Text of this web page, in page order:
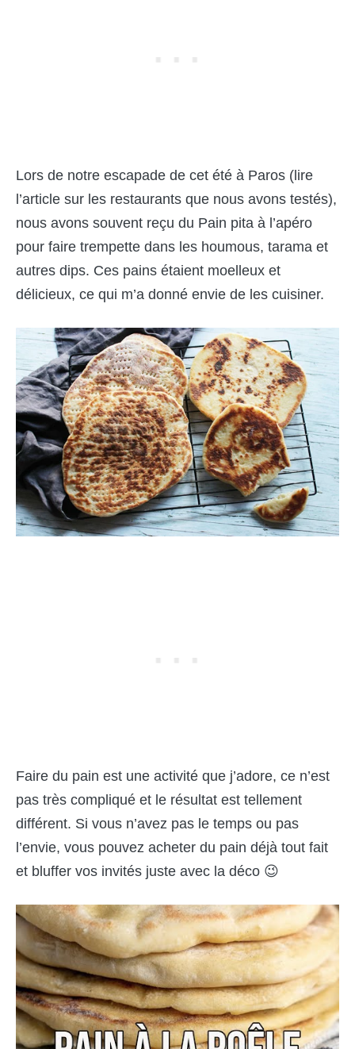
Lors de notre escapade de cet été à Paros (lire
l’article sur les restaurants que nous avons testés),
nous avons souvent reçu du Pain pita à l’apéro
pour faire trempette dans les houmous, tarama et
autres dips. Ces pains étaient moelleux et
délicieux, ce qui m’a donné envie de les cuisiner.
Faire du pain est une activité que j’adore, ce n’est
pas très compliqué et le résultat est tellement
différent. Si vous n’avez pas le temps ou pas
l’envie, vous pouvez acheter du pain déjà tout fait
et bluffer vos invités juste avec la déco 😉